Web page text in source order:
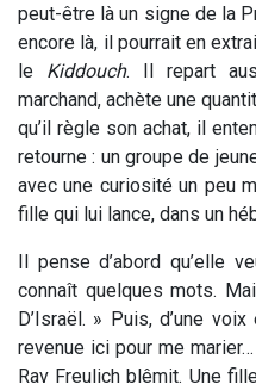
peut-être là un signe de la
encore là, il pourrait en
le Kiddouch. Il repart
marchand, achète une
qu’il règle son achat, il
retourne : un groupe de
avec une curiosité un peu
fille qui lui lance, dans un
Il pense d’abord qu’elle
connaît quelques mots.
D’Israël. » Puis, d’une
revenue ici pour me
Rav Freulich blêmit. Une